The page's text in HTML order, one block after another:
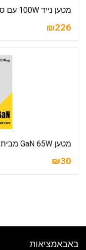
מטען נייד 100W עם סוללת 20,000mAh
₪226
מטען GaN 65W מבית Essager
₪30
באבאמציאות